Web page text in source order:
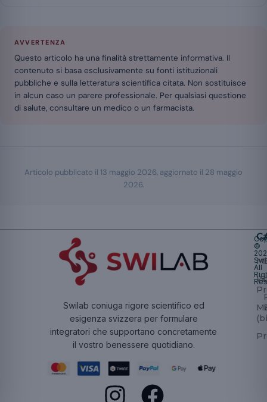
AVVERTENZA
Questo articolo ha una finalità strettamente informativa. Il
contenuto si basa esclusivamente su fonti istituzionali
pubbliche e sulla letteratura scientifica citata. Non sostituisce
in alcun caso un parere professionale. Per qualsiasi questione
di salute, consultare un medico o un farmacista.
Articolo pubblicato il 13 maggio 2026, aggiornato il 28 maggio
2026.
Swilab coniuga rigore scientifico ed
esigenza svizzera per formulare
integratori che supportano concretamente
il vostro benessere quotidiano.
©
All